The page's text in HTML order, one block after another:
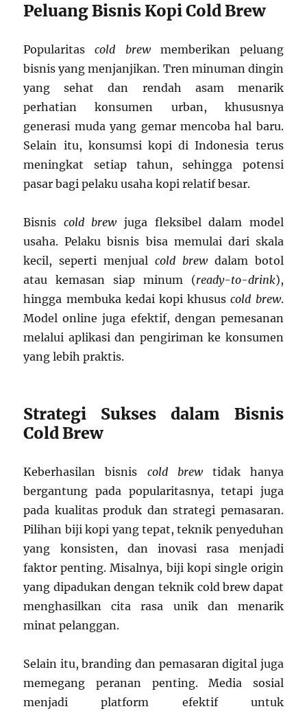
Peluang Bisnis Kopi Cold Brew
Popularitascold brewmemberikan peluang
bisnis yang menjanjikan. Tren minuman dingin
yang sehat dan rendah asam menarik
perhatian konsumen urban, khususnya
generasi muda yang gemar mencoba hal baru.
Selain itu, konsumsi kopi di Indonesia terus
meningkat setiap tahun, sehingga potensi
pasar bagi pelaku usaha kopi relatif besar.
Bisnis cold brewjuga fleksibel dalam model
usaha. Pelaku bisnis bisa memulai dari skala
kecil, seperti menjual cold brewdalam botol
atau kemasan siap minum (ready-to-drink),
hingga membuka kedai kopi khususcold brew.
Model online juga efektif, dengan pemesanan
melalui aplikasi dan pengiriman ke konsumen
yang lebih praktis.
Strategi Sukses dalam Bisnis
Cold Brew
Keberhasilan bisnis cold brewtidak hanya
bergantung pada popularitasnya, tetapi juga
pada kualitas produk dan strategi pemasaran.
Pilihan biji kopi yang tepat, teknik penyeduhan
yang konsisten, dan inovasi rasa menjadi
faktor penting. Misalnya, biji kopi single origin
yang dipadukan dengan teknik cold brew dapat
menghasilkan cita rasa unik dan menarik
minat pelanggan.
Selain itu, branding dan pemasaran digital juga
memegang peranan penting. Media sosial
menjadi platform efektif untuk